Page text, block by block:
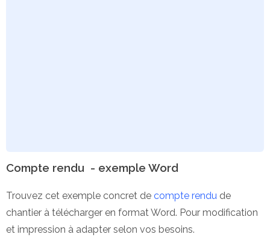
Compte rendu - exemple Word
Trouvez cet exemple concret de compte rendu de
chantier à télécharger en format Word. Pour modification
et impression à adapter selon vos besoins.